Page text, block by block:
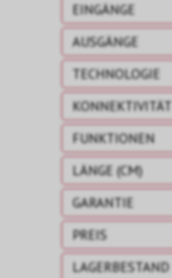
EINGÄNGE
AUSGÄNGE
TECHNOLOGIE
KONNEKTIVITÄT
FUNKTIONEN
LÄNGE (CM)
GARANTIE
PREIS
LAGERBESTAND